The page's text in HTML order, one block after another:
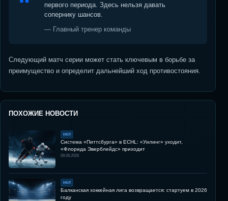
первого периода. Здесь нельзя давать
сопернику шансов.
— Главный тренер команды
Следующий матч серии может стать ключевым в борьбе за
преимущество и определит дальнейший ход противостояния.
ПОХОЖИЕ НОВОСТИ
НХЛ
Система «Питтсбурга» в ECHL: «Уилинг» уходит,
«Флорида Эверблейдс» приходит
08.08.2026
НХЛ
Балканская хоккейная лига возвращается: стартуем в 2026
году